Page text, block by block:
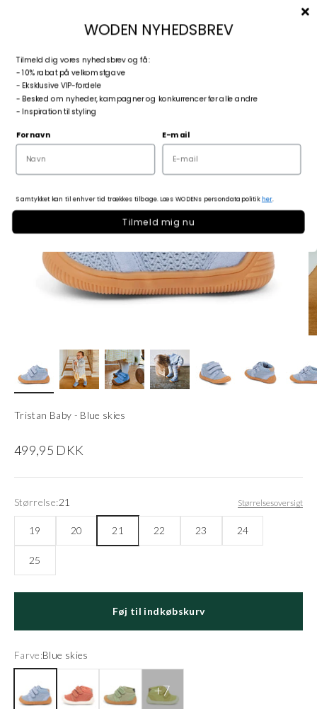
Log ind
Kurv
Zoom
Tristan Baby - Blue skies
Salgspris
499,95 DKK
Størrelse:21 Størrelsesoversigt
19 20 21 22 23 24
25
Føj til indkøbskurv
Farve:Blue skies
WODEN NYHEDSBREV
Tilmeld dig vores nyhedsbrev og få:
- 10% rabat på velkomstgave
- Eksklusive VIP-fordele
- Besked om nyheder, kampagner og konkurrencer før alle andre
- Inspiration til styling
Fornavn E-mail
Samtykket kan til enhver tid trækkes tilbage. Læs WODENs persondatapolitikher.
Tilmeld mig nu